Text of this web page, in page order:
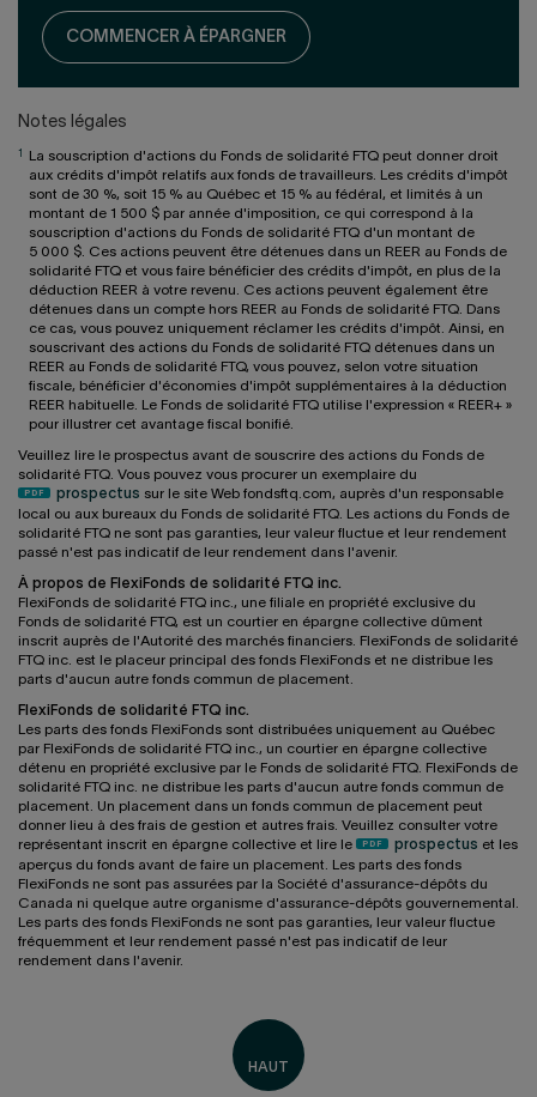
COMMENCER À ÉPARGNER
Notes légales
La souscription d'actions du Fonds de solidarité FTQ peut donner droit
aux crédits d'impôt relatifs aux fonds de travailleurs. Les crédits d'impôt
sont de 30 %, soit 15 % au Québec et 15 % au fédéral, et limités à un
montant de 1 500 $ par année d'imposition, ce qui correspond à la
souscription d'actions du Fonds de solidarité FTQ d'un montant de
5 000 $. Ces actions peuvent être détenues dans un REER au Fonds de
solidarité FTQ et vous faire bénéficier des crédits d'impôt, en plus de la
déduction REER à votre revenu. Ces actions peuvent également être
détenues dans un compte hors REER au Fonds de solidarité FTQ. Dans
ce cas, vous pouvez uniquement réclamer les crédits d'impôt. Ainsi, en
souscrivant des actions du Fonds de solidarité FTQ détenues dans un
REER au Fonds de solidarité FTQ, vous pouvez, selon votre situation
fiscale, bénéficier d'économies d'impôt supplémentaires à la déduction
REER habituelle. Le Fonds de solidarité FTQ utilise l'expression « REER+ »
pour illustrer cet avantage fiscal bonifié.
Veuillez lire le prospectus avant de souscrire des actions du Fonds de
solidarité FTQ. Vous pouvez vous procurer un exemplaire du
prospectus sur le site Web fondsftq.com, auprès d'un responsable
local ou aux bureaux du Fonds de solidarité FTQ. Les actions du Fonds de
solidarité FTQ ne sont pas garanties, leur valeur fluctue et leur rendement
passé n'est pas indicatif de leur rendement dans l'avenir.
À propos de FlexiFonds de solidarité FTQ inc.
FlexiFonds de solidarité FTQ inc., une filiale en propriété exclusive du
Fonds de solidarité FTQ, est un courtier en épargne collective dûment
inscrit auprès de l'Autorité des marchés financiers. FlexiFonds de solidarité
FTQ inc. est le placeur principal des fonds FlexiFonds et ne distribue les
parts d'aucun autre fonds commun de placement.
FlexiFonds de solidarité FTQ inc.
Les parts des fonds FlexiFonds sont distribuées uniquement au Québec
par FlexiFonds de solidarité FTQ inc., un courtier en épargne collective
détenu en propriété exclusive par le Fonds de solidarité FTQ. FlexiFonds de
solidarité FTQ inc. ne distribue les parts d'aucun autre fonds commun de
placement. Un placement dans un fonds commun de placement peut
donner lieu à des frais de gestion et autres frais. Veuillez consulter votre
représentant inscrit en épargne collective et lire le
prospectus et les
aperçus du fonds avant de faire un placement. Les parts des fonds
FlexiFonds ne sont pas assurées par la Société d'assurance-dépôts du
Canada ni quelque autre organisme d'assurance-dépôts gouvernemental.
Les parts des fonds FlexiFonds ne sont pas garanties, leur valeur fluctue
fréquemment et leur rendement passé n'est pas indicatif de leur
rendement dans l'avenir.